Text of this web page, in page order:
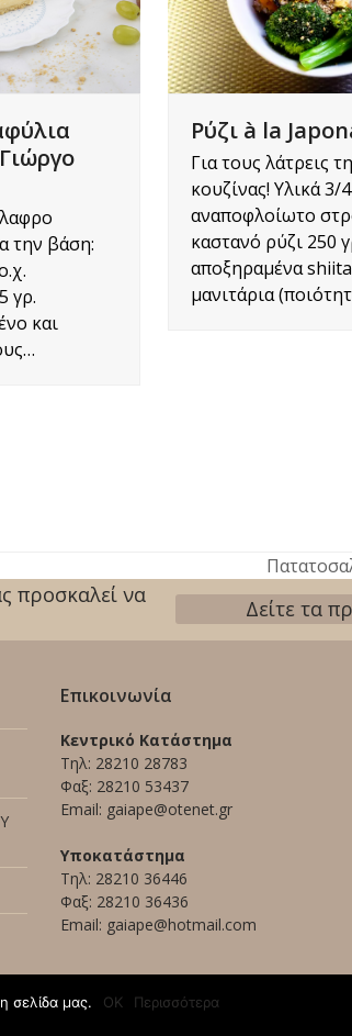
την βάση:
γρ.
και
Ρύζι à la
Για τους λάτρεις
κουζίνας! Υλικά 3/
αναποφλοίωτο
καστανό ρύζι 250
αποξηραμένα
μανιτάρια
next
post:
προσκαλεί να
Δείτε τα
Επικοινωνία
Κεντρικό Κατάστημα
Τηλ: 28210 28783
Φαξ: 28210 53437
Email: gaiape@otenet.gr
Υποκατάστημα
Τηλ: 28210 36446
Φαξ: 28210 36436
Email: gaiape@hotmail.com
σελίδα μας. ΟΚ Περισσότερα